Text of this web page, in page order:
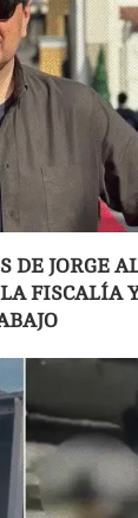
DE JORGE
FISCALÍA